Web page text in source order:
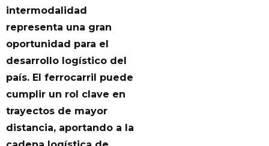
intermodalidad
representa una gran
oportunidad para el
desarrollo logístico del
país. El ferrocarril puede
cumplir un rol clave en
trayectos de mayor
distancia, aportando a la